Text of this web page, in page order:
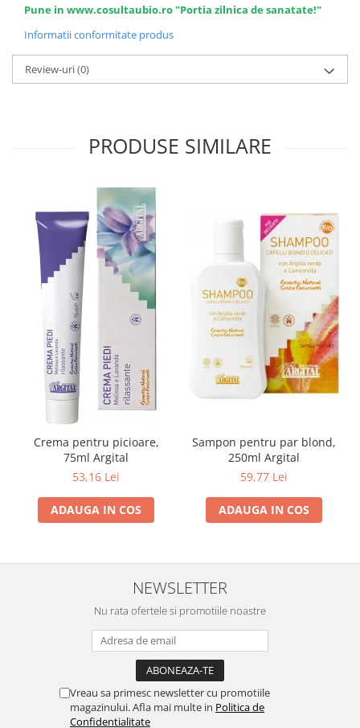
Pune in www.cosultaubio.ro "Portia zilnica de sanatate!"
Informatii conformitate produs
Review-uri(0)
PRODUSE SIMILARE
Crema pentru picioare,
75ml Argital
53,16 Lei
ADAUGA IN COS
Sampon pentru par blond,
250ml Argital
59,77 Lei
ADAUGA IN COS
NEWSLETTER
Nu rata ofertele si promotiile noastre
Vreau sa primesc newsletter cu promotiile
magazinului. Afla mai multe in Politica de
Confidentialitate